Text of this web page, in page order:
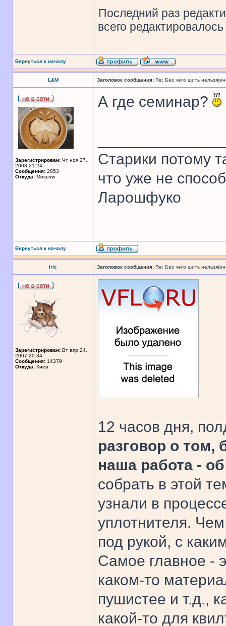
Последний раз
всего
Вернуться к началу
L&M Заголовок сообщения: Re: Без чего шить
Зарегистрирован: Чт ноя 27,
2008 21:24
Сообщения: 2853
Откуда: Moscow
А где семинар?
Старики потому
что уже не
Ларошфуко
Вернуться к началу
Iric Заголовок сообщения: Re: Без чего шить
Зарегистрирован: Вт апр 24,
2007 20:34
Сообщения: 14379
Откуда: Киев
12 часов дня,
разговор о том,
наша работа -
собрать в этой
узнали в
уплотнителя.
под рукой, с
Самое главное -
каком-то
пушистее и т.д.,
какой-то для